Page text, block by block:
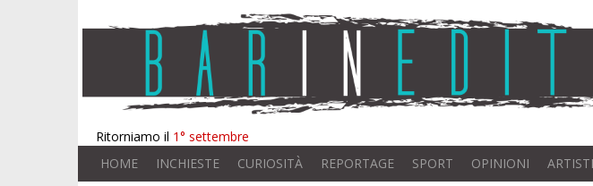
Ritorniamo il 1° settembre
HOME INCHIESTE CURIOSITÀ REPORTAGE SPORT OPINIONI ARTISTI